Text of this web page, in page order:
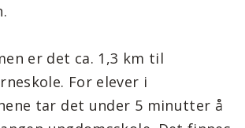
er det ca. 1,3 km til
For elever i
tar det under 5 minutter å